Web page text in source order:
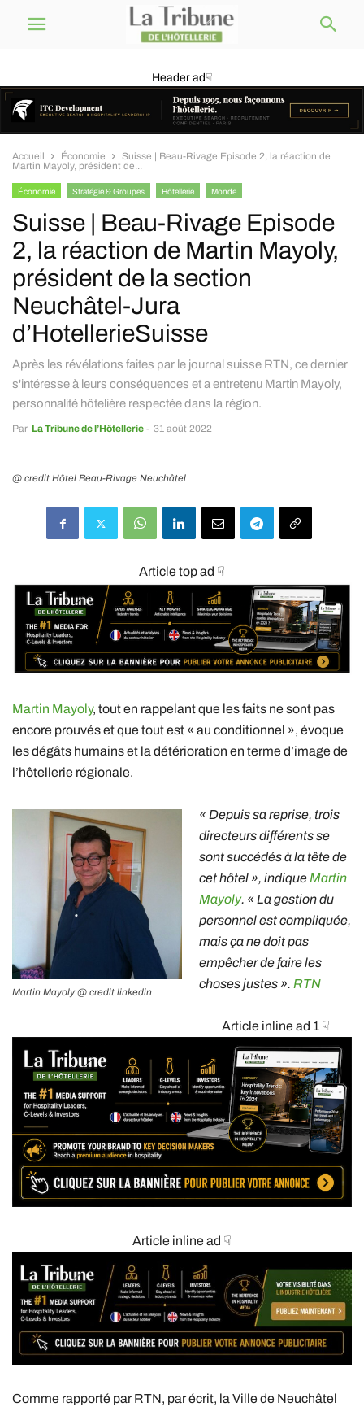
Header ad☟
Accueil Économie
Suisse | Beau-Rivage Episode 2, la réaction de
Martin Mayoly, président de...
Économie Stratégie & Groupes Hôtellerie Monde
Suisse | Beau-Rivage Episode
2, la réaction de Martin Mayoly,
président de la section
Neuchâtel-Jura
d’HotellerieSuisse
Après les révélations faites par le journal suisse RTN, ce dernier
s'intéresse à leurs conséquences et a entretenu Martin Mayoly,
personnalité hôtelière respectée dans la région.
Par La Tribune de l’Hôtellerie - 31 août 2022
@ credit Hôtel Beau-Rivage Neuchâtel
Article top ad ☟
Martin Mayoly, tout en rappelant que les faits ne sont pas
encore prouvés et que tout est « au conditionnel », évoque
les dégâts humains et la détérioration en terme d’image de
l’hôtellerie régionale.
Martin Mayoly @ credit linkedin
« Depuis sa reprise, trois
directeurs différents se
sont succédés à la tête de
cet hôtel », indique Martin
Mayoly. « La gestion du
personnel est compliquée,
mais ça ne doit pas
empêcher de faire les
choses justes ». RTN
Article inline ad 1 ☟
Article inline ad ☟
Comme rapporté par RTN, par écrit, la Ville de Neuchâtel